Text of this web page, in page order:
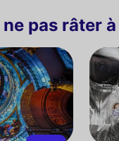
pas râter